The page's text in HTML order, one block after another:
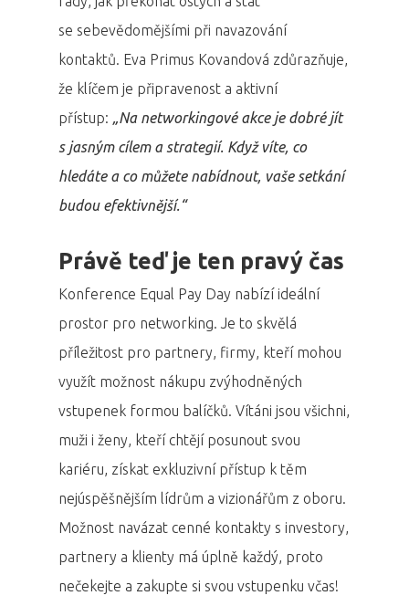
se sebevědomějšími při navazování
kontaktů. Eva Primus Kovandová zdůrazňuje,
že klíčem je připravenost a aktivní
přístup: „Na networkingové akce je dobré jít
s jasným cílem a strategií. Když víte, co
hledáte a co můžete nabídnout, vaše setkání
budou efektivnější.“
Právě teď je ten pravý čas
Konference Equal Pay Day nabízí ideální
prostor pro networking. Je to skvělá
příležitost pro partnery, firmy, kteří mohou
využít možnost nákupu zvýhodněných
vstupenek formou balíčků. Vítáni jsou všichni,
muži i ženy, kteří chtějí posunout svou
kariéru, získat exkluzivní přístup k těm
nejúspěšnějším lídrům a vizionářům z oboru.
Možnost navázat cenné kontakty s investory,
partnery a klienty má úplně každý, proto
nečekejte a zakupte si svou vstupenku včas!